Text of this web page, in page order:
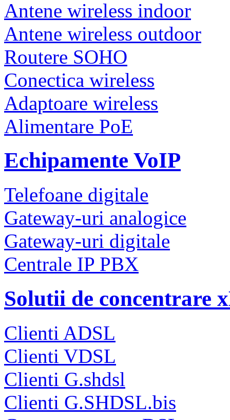
Antene wireless indoor
Antene wireless outdoor
Routere SOHO
Conectica wireless
Adaptoare wireless
Alimentare PoE
Echipamente VoIP
Telefoane digitale
Gateway-uri analogice
Gateway-uri digitale
Centrale IP PBX
Solutii de concentrare
Clienti ADSL
Clienti VDSL
Clienti G.shdsl
Clienti G.SHDSL.bis